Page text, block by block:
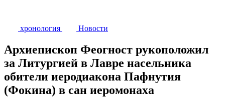
хронология Новости
Архиепископ Феогност рукоположил
за Литургией в Лавре насельника
обители иеродиакона Пафнутия
(Фокина) в сан иеромонаха